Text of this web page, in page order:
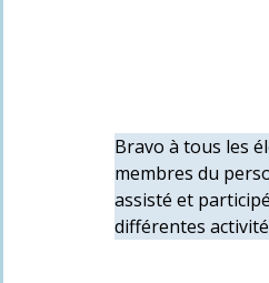
Bravo à tous les
membres du
assisté et
différentes